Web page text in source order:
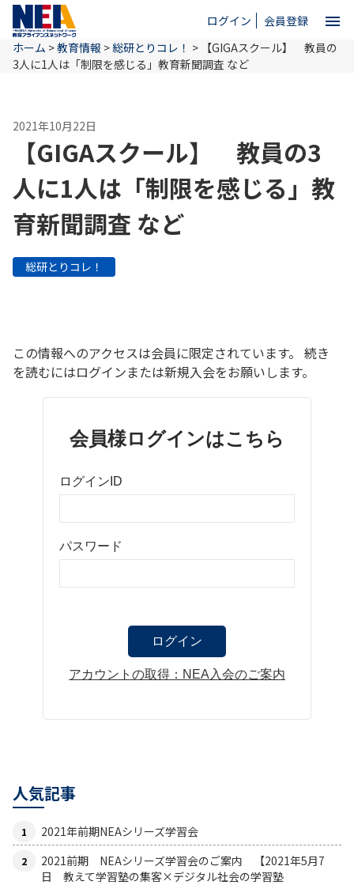
ログイン 会員登録 menu
ホーム
NEAとは
教育情報
お問い合わせ
ホーム >教育情報 >総研とりコレ！ > 【GIGAスクール】 教員の
3人に1人は「制限を感じる」教育新聞調査 など
2021年10月22日
【GIGAスクール】 教員の3
人に1人は「制限を感じる」教
育新聞調査 など
総研とりコレ！
この情報へのアクセスは会員に限定されています。 続き
を読むにはログインまたは新規入会をお願いします。
会員様ログインはこちら
ログインID
パスワード
アカウントの取得：NEA入会のご案内
人気記事
2021年前期NEAシリーズ学習会
2021前期 NEAシリーズ学習会のご案内 【2021年5月7
日 教えて学習塾の集客×デジタル社会の学習塾